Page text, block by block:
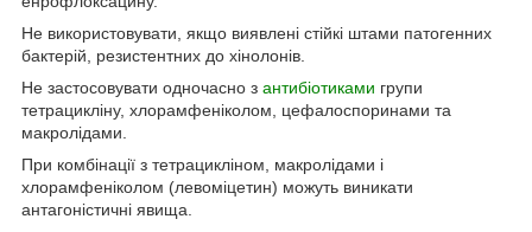
Не використовувати, якщо виявлені стійкі штами патогенних
бактерій, резистентних до хінолонів.
Не застосовувати одночасно з антибіотиками групи
тетрацикліну, хлорамфеніколом, цефалоспоринами та
макролідами.
При комбінації з тетрацикліном, макролідами і
хлорамфеніколом (левоміцетин) можуть виникати
антагоністичні явища.